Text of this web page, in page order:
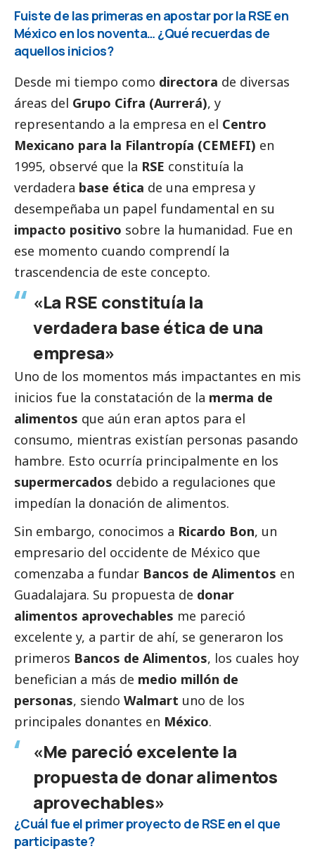
Fuiste de las primeras en apostar por la RSE en
México en los noventa… ¿Qué recuerdas de
aquellos inicios?
Desde mi tiempo como directora de diversas
áreas del Grupo Cifra (Aurrerá), y
representando a la empresa en el Centro
Mexicano para la Filantropía (CEMEFI) en
1995, observé que la RSE constituía la
verdadera base ética de una empresa y
desempeñaba un papel fundamental en su
impacto positivo sobre la humanidad. Fue en
ese momento cuando comprendí la
trascendencia de este concepto.
«La RSE constituía la
verdadera base ética de una
empresa»
Uno de los momentos más impactantes en mis
inicios fue la constatación de la merma de
alimentos que aún eran aptos para el
consumo, mientras existían personas pasando
hambre. Esto ocurría principalmente en los
supermercados debido a regulaciones que
impedían la donación de alimentos.
Sin embargo, conocimos a Ricardo Bon, un
empresario del occidente de México que
comenzaba a fundar Bancos de Alimentos en
Guadalajara. Su propuesta de donar
alimentos aprovechables me pareció
excelente y, a partir de ahí, se generaron los
primeros Bancos de Alimentos, los cuales hoy
benefician a más de medio millón de
personas, siendo Walmart uno de los
principales donantes en México.
«Me pareció excelente la
propuesta de donar alimentos
aprovechables»
¿Cuál fue el primer proyecto de RSE en el que
participaste?